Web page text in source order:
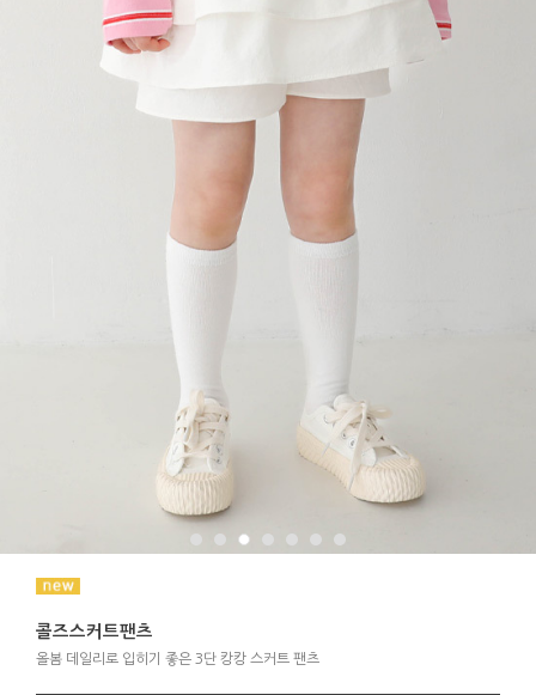
콜즈스커트팬츠
올봄 데일리로 입히기 좋은 3단 캉캉 스커트 팬츠